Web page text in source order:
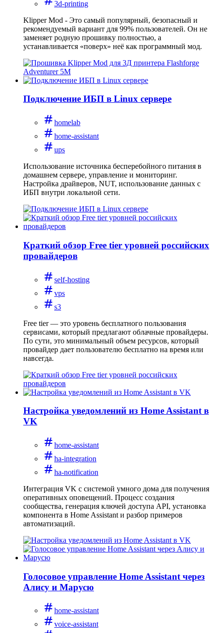
3d-printing
Klipper Mod - Это самый популярный, безопасный и
рекомендуемый вариант для 99% пользователей. Он не
заменяет родную прошивку полностью, а
устанавливается «поверх» неё как программный мод.
Подключение ИБП в Linux сервере
homelab
home-assistant
ups
Использование источника бесперебойного питания в
домашнем сервере, управление и мониторинг.
Настройка драйверов, NUT, использование данных с
ИБП внутри локальной сети.
Краткий обзор Free tier уровней российских
провайдеров
self-hosting
vps
s3
Free tier — это уровень бесплатного пользования
сервисами, который предлагают облачные провайдеры.
По сути, это минимальный объем ресурсов, который
провайдер дает пользователю бесплатно на время или
навсегда.
Настройка уведомлений из Home Assistant в
VK
home-assistant
ha-integration
ha-notification
Интеграция VK с системой умного дома для получения
оперативных оповещений. Процесс создания
сообщества, генерация ключей доступа API, установка
компонента в Home Assistant и разбор примеров
автоматизаций.
Голосовое управление Home Assistant через
Алису и Марусю
home-assistant
voice-assistant